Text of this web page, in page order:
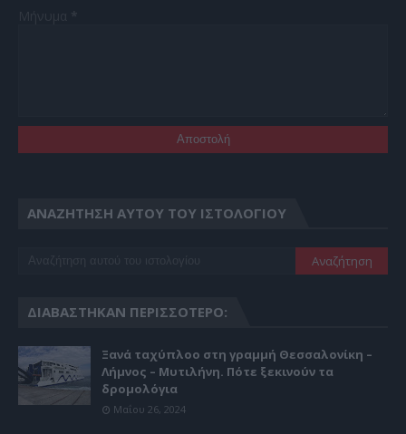
ΑΝΑΖΉΤΗΣΗ ΑΥΤΟΎ ΤΟΥ ΙΣΤΟΛΟΓΊΟΥ
ΔΙΑΒΆΣΤΗΚΑΝ ΠΕΡΙΣΣΌΤΕΡΟ:
Ξανά ταχύπλοο στη γραμμή Θεσσαλονίκη –
Λήμνος – Μυτιλήνη. Πότε ξεκινούν τα
δρομολόγια
Μαΐου 26, 2024